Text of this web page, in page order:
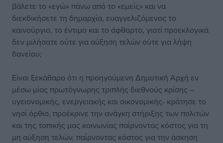
βάλετε το «εγώ» πάνω από το «εμείς» και να
διεκδικήσετε τη δημαρχία, ευαγγελιζόμενος το
καινούργιο, το έντιμο και το άφθαρτο, γιατί προεκλογικά
δεν μιλήσατε ούτε για αύξηση τελών ούτε για λήψη
δανείου;
Είναι ξεκάθαρο ότι η προηγούμενη Δημοτική Αρχή εν
μέσω μίας πρωτόγνωρης τριπλής διεθνούς κρίσης –
υγειονομικής, ενεργειακής και οικονομικής- κράτησε το
νησί όρθιο, προέκρινε την ανάγκη στήριξης των πολιτών
και της τοπικής μας κοινωνίας παίρνοντας κόστος για τη
μη αύξηση τελών, παίρνοντας κόστος για την άσκηση